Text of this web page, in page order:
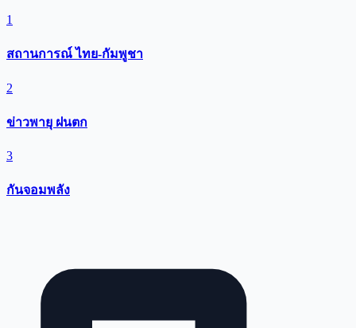
1
สถานการณ์ ไทย-กัมพูชา
2
ข่าวพายุ ฝนตก
3
กันจอมพลัง